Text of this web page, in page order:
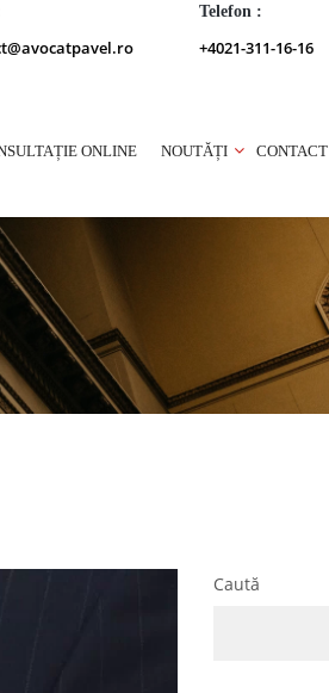
Telefon :
+4021-311-16-16
ONLINE NOUTĂȚI CONTACT
Caută